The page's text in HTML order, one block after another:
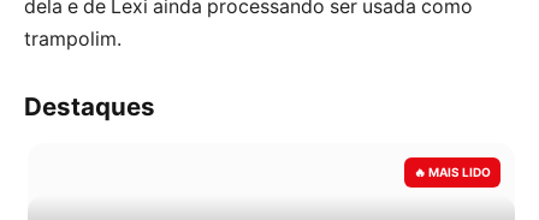
dela e de Lexi ainda processando ser usada como
trampolim.
Destaques